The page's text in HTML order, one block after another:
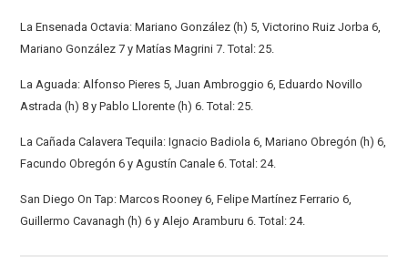
La Ensenada Octavia: Mariano González (h) 5, Victorino Ruiz Jorba 6,
Mariano González 7 y Matías Magrini 7. Total: 25.
La Aguada: Alfonso Pieres 5, Juan Ambroggio 6, Eduardo Novillo
Astrada (h) 8 y Pablo Llorente (h) 6. Total: 25.
La Cañada Calavera Tequila: Ignacio Badiola 6, Mariano Obregón (h) 6,
Facundo Obregón 6 y Agustín Canale 6. Total: 24.
San Diego On Tap: Marcos Rooney 6, Felipe Martínez Ferrario 6,
Guillermo Cavanagh (h) 6 y Alejo Aramburu 6. Total: 24.